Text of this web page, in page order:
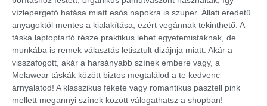
vízlepergető hatása miatt esős napokra is szuper. Állati eredetű
anyagoktól mentes a kialakítása, ezért vegánnak tekinthető. A
táska laptoptartó része praktikus lehet egyetemistáknak, de
munkába is remek választás letisztult dizájnja miatt. Akár a
visszafogott, akár a harsányabb színek embere vagy, a
Melawear táskák között biztos megtalálod a te kedvenc
árnyalatod! A klasszikus fekete vagy romantikus pasztell pink
mellett megannyi színek között válogathatsz a shopban!